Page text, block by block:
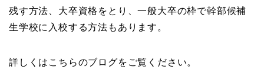
残す方法、大卒資格をとり、一般大卒の枠で幹部候補
生学校に入校する方法もあります。
詳しくはこちらのブログをご覧ください。